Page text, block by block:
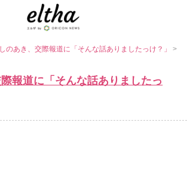
のあき、交際報道に「そんな話ありましたっけ？」>
報道に「そんな話ありましたっ